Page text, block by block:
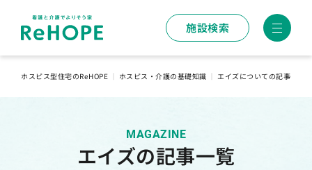
施設検索
ホスピス型住宅のReHOPE ホスピス・介護の基礎知識 エイズについての記事一覧
MAGAZINE
エイズの記事一覧